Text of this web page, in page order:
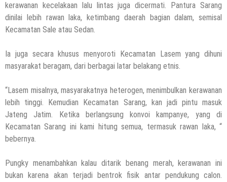
kerawanan kecelakaan lalu lintas juga dicermati. Pantura Sarang
dinilai lebih rawan laka, ketimbang daerah bagian dalam, semisal
Kecamatan Sale atau Sedan.
Ia juga secara khusus menyoroti Kecamatan Lasem yang dihuni
masyarakat beragam, dari berbagai latar belakang etnis.
“Lasem misalnya, masyarakatnya heterogen, menimbulkan kerawanan
lebih tinggi. Kemudian Kecamatan Sarang, kan jadi pintu masuk
Jateng Jatim. Ketika berlangsung konvoi kampanye, yang di
Kecamatan Sarang ini kami hitung semua, termasuk rawan laka, “
bebernya.
Pungky menambahkan kalau ditarik benang merah, kerawanan ini
bukan karena akan terjadi bentrok fisik antar pendukung calon.